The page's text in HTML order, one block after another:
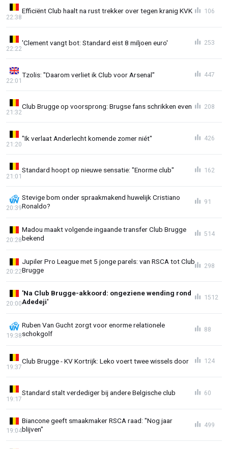
Efficiënt Club haalt na rust trekker over tegen kranig KVK
22:38
106
'Clement vangt bot: Standard eist 8 miljoen euro'
22:22
253
Tzolis: "Daarom verliet ik Club voor Arsenal"
22:01
447
Club Brugge op voorsprong: Brugse fans schrikken even
21:32
208
"Ik verlaat Anderlecht komende zomer niét"
21:20
426
Standard hoopt op nieuwe sensatie: "Enorme club"
21:01
162
Stevige bom onder spraakmakend huwelijk Cristiano
Ronaldo?
20:39
91
Madou maakt volgende ingaande transfer Club Brugge
bekend
20:28
514
Jupiler Pro League met 5 jonge parels: van RSCA tot Club
Brugge
20:22
298
'Na Club Brugge-akkoord: ongeziene wending rond
Adedeji'
20:00
1512
Ruben Van Gucht zorgt voor enorme relationele
schokgolf
19:38
88
Club Brugge - KV Kortrijk: Leko voert twee wissels door
19:37
124
Standard stalt verdediger bij andere Belgische club
19:17
60
Biancone geeft smaakmaker RSCA raad: "Nog jaar
blijven"
19:04
499